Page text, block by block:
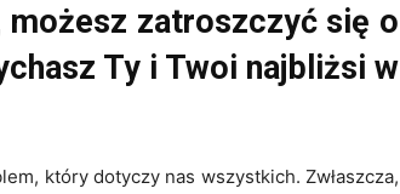
zatroszczyć się o
Ty i Twoi najbliżsi w
który dotyczy nas wszystkich. Zwłaszcza,